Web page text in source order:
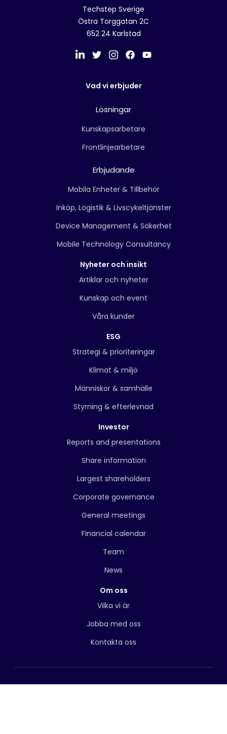
Techstep Sverige
Östra Torggatan 2C
652 24 Karlstad
Vad vi erbjuder
Lösningar
Kunskapsarbetare
Frontlinjearbetare
Erbjudande
Mobila Enheter & Tillbehör
Inköp, Logistik & Livscykeltjänster
Device Management & Säkerhet
Mobile Technology Consultancy
Nyheter och insikt
Artiklar och nyheter
Kunskap och event
Våra kunder
ESG
Strategi & prioriteringar
Klimat & miljö
Människor & samhälle
Styrning & efterlevnad
Investor
Reports and presentations
Share information
Largest shareholders
Corporate governance
General meetings
Financial calendar
Team
News
Om oss
Vilka vi är
Jobba med oss
Kontakta oss